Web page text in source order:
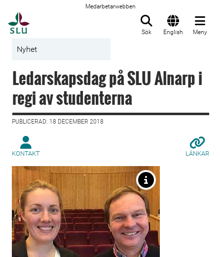
Medarbetarwebben
Sök English Meny
Nyhet
Ledarskapsdag på SLU Alnarp i
regi av studenterna
PUBLICERAD: 18 DECEMBER 2018
KONTAKT LÄNKAR